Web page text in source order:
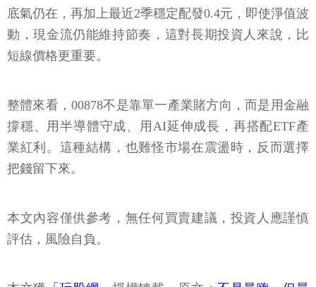
底氣仍在，再加上最近2季穩定配發0.4元，即使淨值波
動，現金流仍能維持節奏，這對長期投資人來說，比
短線價格更重要。
整體來看，00878不是靠單一產業賭方向，而是用金融
撐穩、用半導體守成、用AI延伸成長，再搭配ETF產
業紅利。這種結構，也難怪市場在震盪時，反而選擇
把錢留下來。
本文內容僅供參考，無任何買賣建議，投資人應謹慎
評估，風險自負。